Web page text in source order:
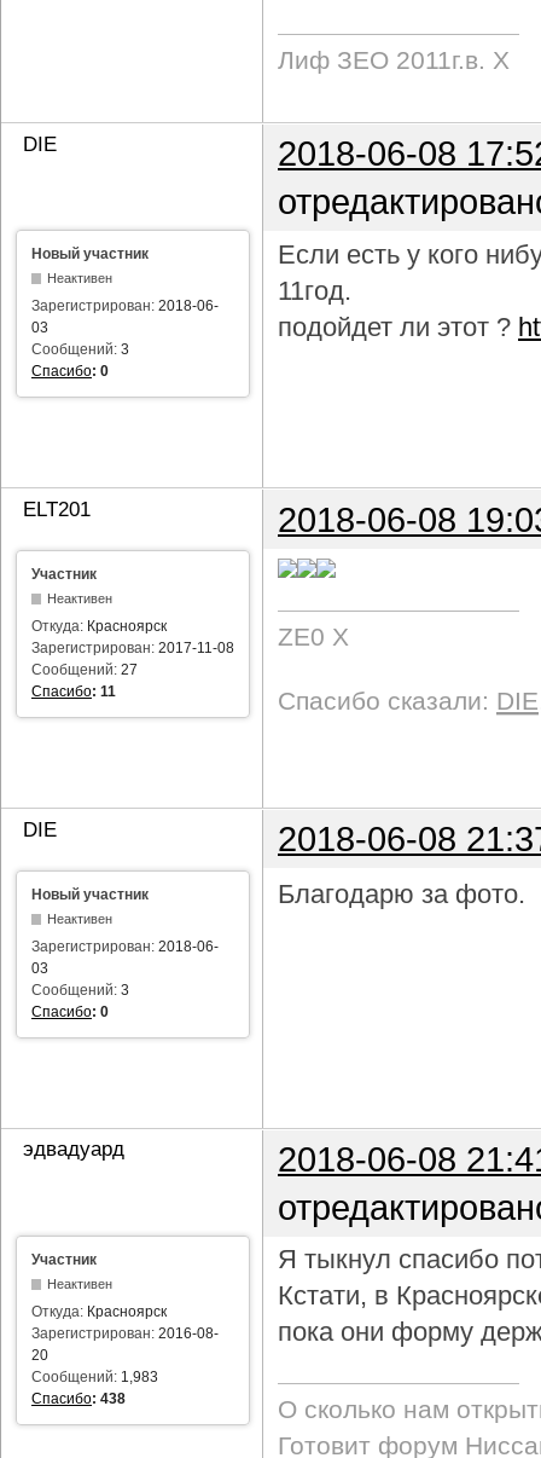
Лиф ЗЕО 2011г.в. Х
DIE
2018-06-08
Новый участник
Неактивен
Зарегистрирован: 2018-06-
03
Сообщений: 3
Спасибо: 0
Если есть у кого
11год.
подойдет ли этот ?
ELT201 2018-06-08
Участник
Неактивен
Откуда: Красноярск
Зарегистрирован: 2017-11-08
Сообщений: 27
Спасибо: 11
ZE0 X
Спасибо сказали: DIE
DIE 2018-06-08
Новый участник
Неактивен
Зарегистрирован: 2018-06-
03
Сообщений: 3
Спасибо: 0
Благодарю за фото.
эдвадуард
2018-06-08
Участник
Неактивен
Откуда: Красноярск
Зарегистрирован: 2016-08-
20
Сообщений: 1,983
Спасибо: 438
Я тыкнул спасибо
Кстати, в
пока они форму
О сколько нам
Готовит форум